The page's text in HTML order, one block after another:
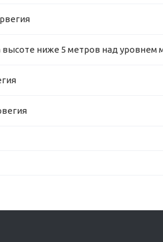
ниже 5 метров над уровнем